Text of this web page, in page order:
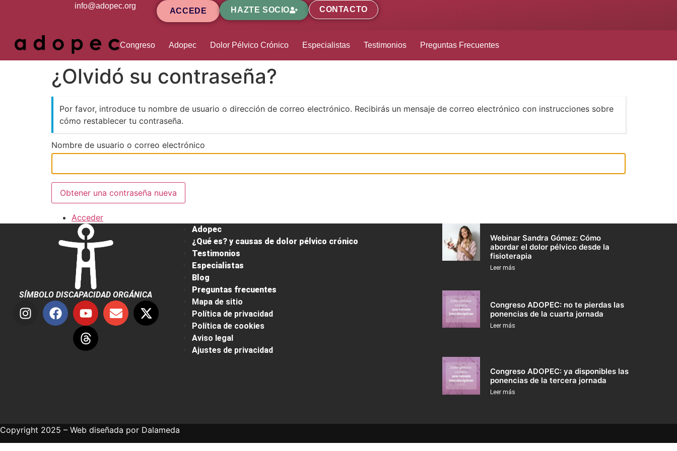
info@adopec.org
ACCEDE HAZTE SOCIO CONTACTO
Congreso Adopec Dolor Pélvico Crónico Especialistas Testimonios Preguntas Frecuentes
¿Olvidó su contraseña?
Por favor, introduce tu nombre de usuario o dirección de correo electrónico. Recibirás un mensaje de correo electrónico con instrucciones sobre
cómo restablecer tu contraseña.
Nombre de usuario o correo electrónico
Obtener una contraseña nueva
Acceder
SÍMBOLO DISCAPACIDAD ORGÁNICA
Adopec
¿Qué es? y causas de dolor pélvico crónico
Testimonios
Especialistas
Blog
Preguntas frecuentes
Mapa de sitio
Política de privacidad
Política de cookies
Aviso legal
Ajustes de privacidad
Webinar Sandra Gómez: Cómo
abordar el dolor pélvico desde la
fisioterapia
Leer más
Congreso ADOPEC: no te pierdas las
ponencias de la cuarta jornada
Leer más
Congreso ADOPEC: ya disponibles las
ponencias de la tercera jornada
Leer más
Copyright 2025 – Web diseñada por Dalameda